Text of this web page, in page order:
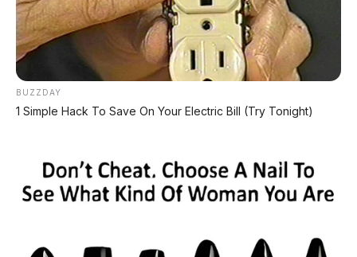
⚡ MG 4X: SUV Listrik Kompak dengan
Baterai Semi-Solid-State & Range 610
PROMO TERBATAS!
MILIKI MOBIL IMPIAN
BUZZDAY
1 Simple Hack To Save On Your Electric Bill (Try Tonight)